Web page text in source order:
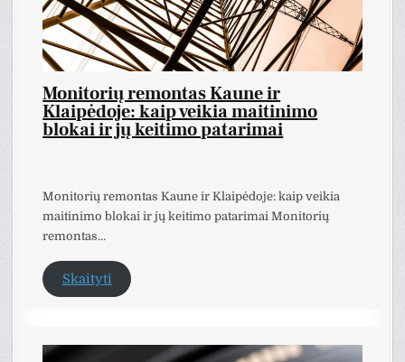
Monitorių remontas Kaune ir
Klaipėdoje: kaip veikia maitinimo
blokai ir jų keitimo patarimai
Monitorių remontas Kaune ir Klaipėdoje: kaip veikia
maitinimo blokai ir jų keitimo patarimai Monitorių
remontas…
Skaityti